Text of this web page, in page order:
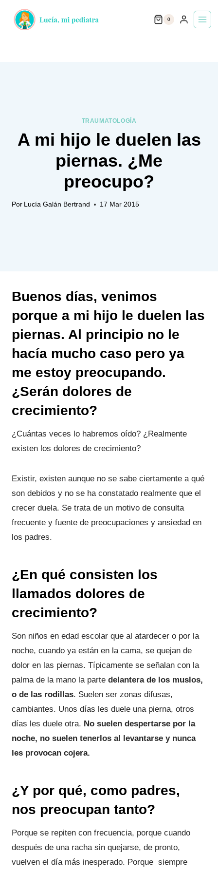
0
TRAUMATOLOGÍA
A mi hijo le duelen las
piernas. ¿Me
preocupo?
Por Lucía Galán Bertrand 17 Mar 2015
Buenos días, venimos
porque a mi hijo le duelen las
piernas. Al principio no le
hacía mucho caso pero ya
me estoy preocupando.
¿Serán dolores de
crecimiento?
¿Cuántas veces lo habremos oído? ¿Realmente
existen los dolores de crecimiento?
Existir, existen aunque no se sabe ciertamente a qué
son debidos y no se ha constatado realmente que el
crecer duela. Se trata de un motivo de consulta
frecuente y fuente de preocupaciones y ansiedad en
los padres.
¿En qué consisten los
llamados dolores de
crecimiento?
Son niños en edad escolar que al atardecer o por la
noche, cuando ya están en la cama, se quejan de
dolor en las piernas. Típicamente se señalan con la
palma de la mano la parte delantera de los muslos,
o de las rodillas. Suelen ser zonas difusas,
cambiantes. Unos días les duele una pierna, otros
días les duele otra. No suelen despertarse por la
noche, no suelen tenerlos al levantarse y nunca
les provocan cojera.
¿Y por qué, como padres,
nos preocupan tanto?
Porque se repiten con frecuencia, porque cuando
después de una racha sin quejarse, de pronto,
vuelven el día más inesperado. Porque siempre